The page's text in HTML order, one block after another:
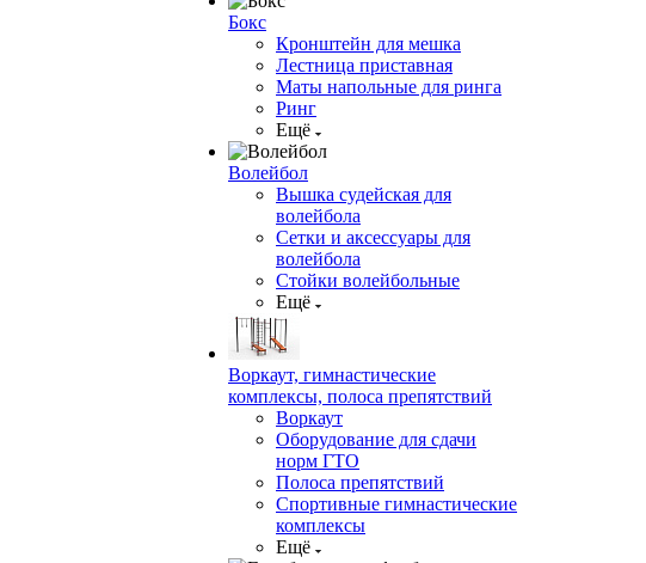
Бокс
Кронштейн для мешка
Лестница приставная
Маты напольные для ринга
Ринг
Ещё
Волейбол
Вышка судейская для
волейбола
Сетки и аксессуары для
волейбола
Стойки волейбольные
Ещё
Воркаут, гимнастические
комплексы, полоса препятствий
Воркаут
Оборудование для сдачи
норм ГТО
Полоса препятствий
Спортивные гимнастические
комплексы
Ещё